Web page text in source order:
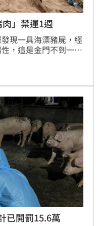
」禁運1週
現一具海漂豬屍，經
，這是金門不到一個
日起至8月10日止，
門在地飼養豬隻及其
原廠包裝豬肉產品，
護國內養豬產業與防
已開罰15.6萬